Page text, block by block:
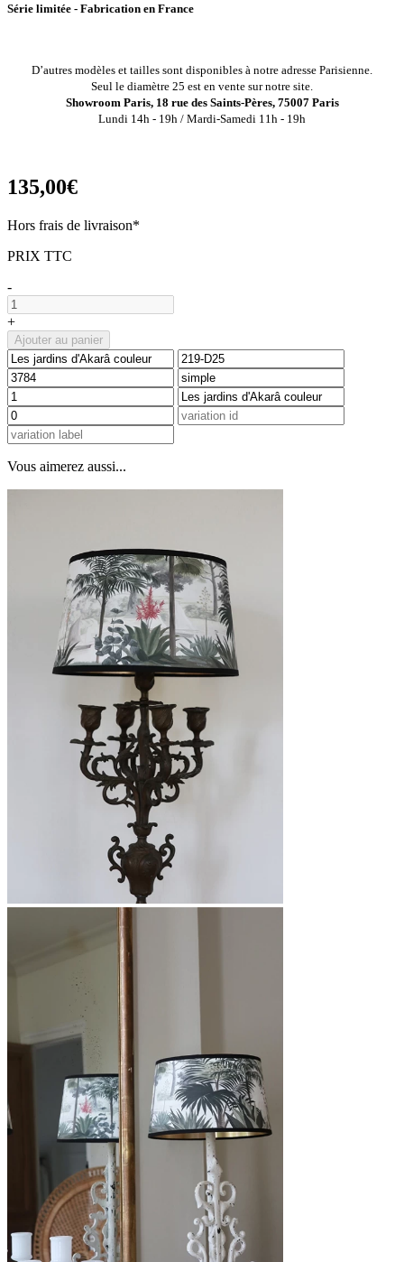
Série limitée - Fabrication en France
D’autres modèles et tailles sont disponibles à notre adresse Parisienne.
Seul le diamètre 25 est en vente sur notre site.
Showroom Paris, 18 rue des Saints-Pères, 75007 Paris
Lundi 14h - 19h / Mardi-Samedi 11h - 19h
135,00€
Hors frais de livraison*
PRIX TTC
-
+
Ajouter au panier
Vous aimerez aussi...